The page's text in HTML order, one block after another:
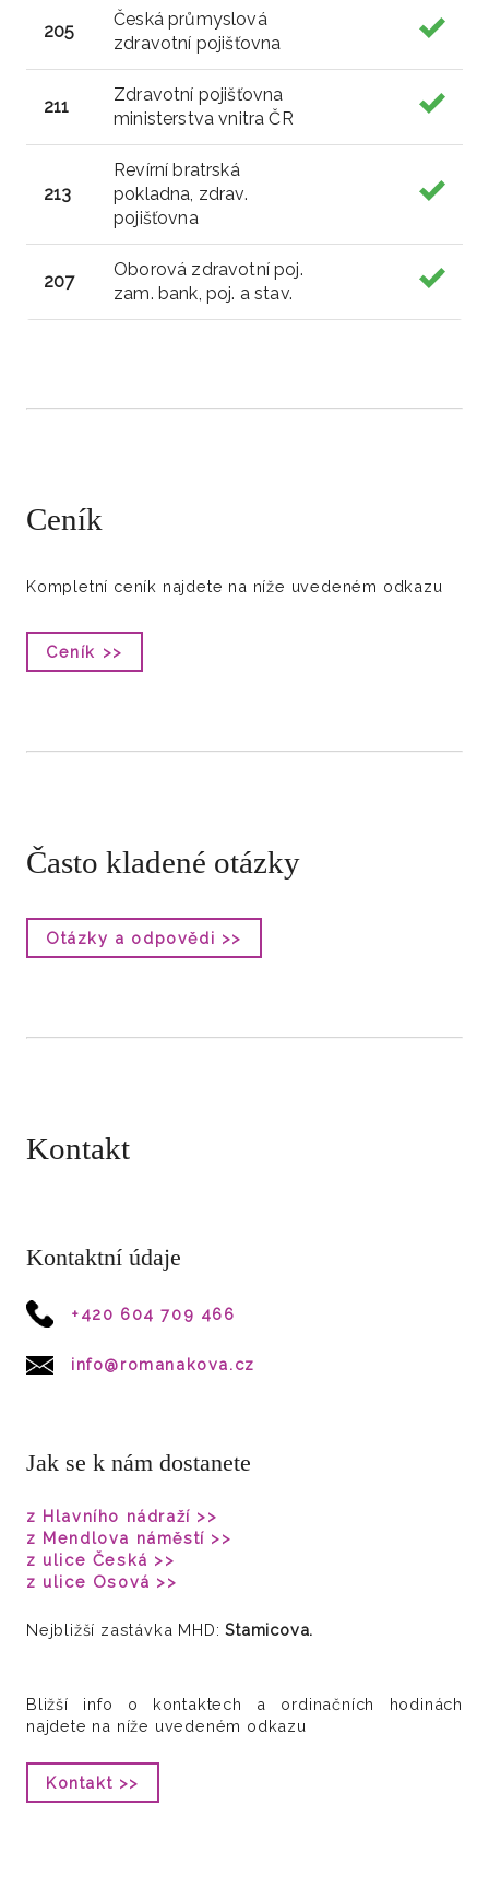
205
Česká průmyslová
zdravotní pojišťovna
211
Zdravotní pojišťovna
ministerstva vnitra ČR
213
Revírní bratrská
pokladna, zdrav.
pojišťovna
207
Oborová zdravotní poj.
zam. bank, poj. a stav.
Ceník
Kompletní ceník najdete na níže uvedeném odkazu
Ceník >>
Často kladené otázky
Otázky a odpovědi >>
Kontakt
Kontaktní údaje
+420 604 709 466
info@romanakova.cz
Jak se k nám dostanete
z Hlavního nádraží >>
z Mendlova náměstí >>
z ulice Česká >>
z ulice Osová >>
Nejbližší zastávka MHD:Stamicova.
Bližší info o kontaktech a ordinačních hodinách
najdete na níže uvedeném odkazu
Kontakt >>